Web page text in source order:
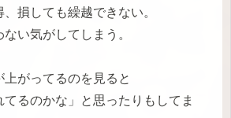
損しても繰越できない。
い気がしてしまう。
がってるのを見ると
てるのかな」と思ったりもしてま